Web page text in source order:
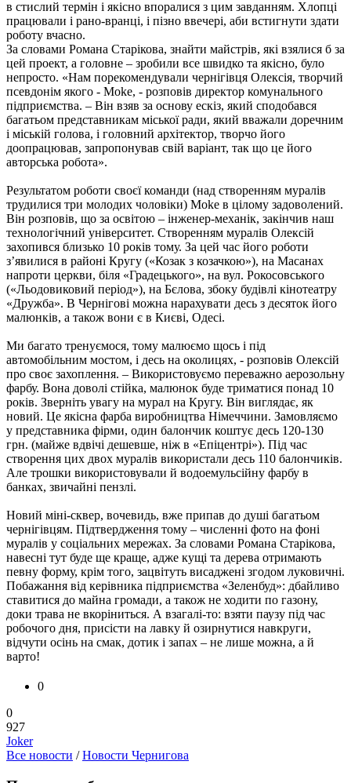
в стислий термін і якісно впоралися з цим завданням. Хлопці
працювали і рано-вранці, і пізно ввечері, аби встигнути здати
роботу вчасно.
За словами Романа Старікова, знайти майстрів, які взялися б за
цей проект, а головне – зробили все швидко та якісно, було
непросто. «Нам порекомендували чернігівця Олексія, творчий
псевдонім якого - Moke, - розповів директор комунального
підприємства. – Він взяв за основу ескіз, який сподобався
багатьом представникам міської ради, який вважали доречним
і міській голова, і головний архітектор, творчо його
доопрацював, запропонував свій варіант, так що це його
авторська робота».
Результатом роботи своєї команди (над створенням муралів
трудилися три молодих чоловіки) Moke в цілому задоволений.
Він розповів, що за освітою – інженер-механік, закінчив наш
технологічний університет. Створенням муралів Олексій
захопився близько 10 років тому. За цей час його роботи
з’явилися в районі Кругу («Козак з козачкою»), на Масанах
напроти церкви, біля «Градецького», на вул. Рокосовського
(«Льодовиковий період»), на Бєлова, збоку будівлі кінотеатру
«Дружба». В Чернігові можна нарахувати десь з десяток його
малюнків, а також вони є в Києві, Одесі.
Ми багато тренуємося, тому малюємо щось і під
автомобільним мостом, і десь на околицях, - розповів Олексій
про своє захоплення. – Використовуємо переважно аерозольну
фарбу. Вона доволі стійка, малюнок буде триматися понад 10
років. Зверніть увагу на мурал на Кругу. Він виглядає, як
новий. Це якісна фарба виробництва Німеччини. Замовляємо
у представника фірми, один балончик коштує десь 120-130
грн. (майже вдвічі дешевше, ніж в «Епіцентрі»). Під час
створення цих двох муралів використали десь 110 балончиків.
Але трошки використовували й водоемульсійну фарбу в
банках, звичайні пензлі.
Новий міні-сквер, вочевидь, вже припав до душі багатьом
чернігівцям. Підтвердження тому – численні фото на фоні
муралів у соціальних мережах. За словами Романа Старікова,
навесні тут буде ще краще, адже кущі та дерева отримають
певну форму, крім того, зацвітуть висаджені згодом луковичні.
Побажання від керівника підприємства «Зеленбуд»: дбайливо
ставитися до майна громади, а також не ходити по газону,
доки трава не вкоріниться. А взагалі-то: взяти паузу під час
робочого дня, присісти на лавку й озирнутися навкруги,
відчути осінь на смак, дотик і запах – не лише можна, а й
варто!
0
0
927
Joker
Все новости /Новости Чернигова